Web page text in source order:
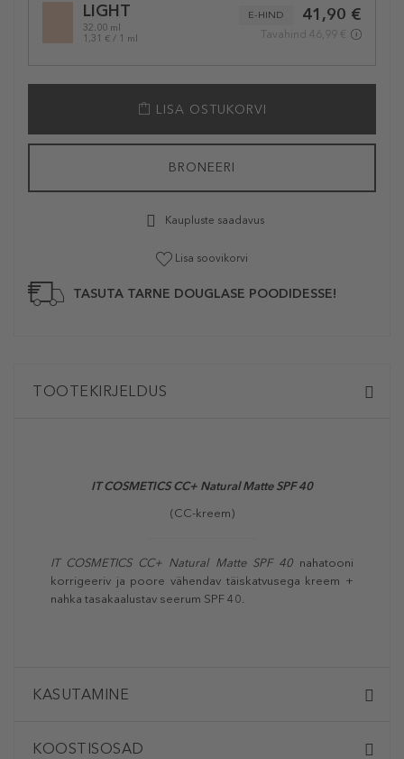
variationLIGHT
32.00 ml
1,31 € / 1 ml
41,90 €
E-HIND
Tavahind 46,99 €
LISA OSTUKORVI
BRONEERI
Kaupluste saadavus
Lisa soovikorvi
TASUTA TARNE DOUGLASE POODIDESSE!
TOOTEKIRJELDUS
IT COSMETICS CC+ Natural Matte SPF 40
(CC-kreem)
IT COSMETICS CC+ Natural Matte SPF 40nahatooni
korrigeeriv ja poore vähendav täiskatvusega kreem +
nahka tasakaalustav seerum SPF 40.
KASUTAMINE
KOOSTISOSAD